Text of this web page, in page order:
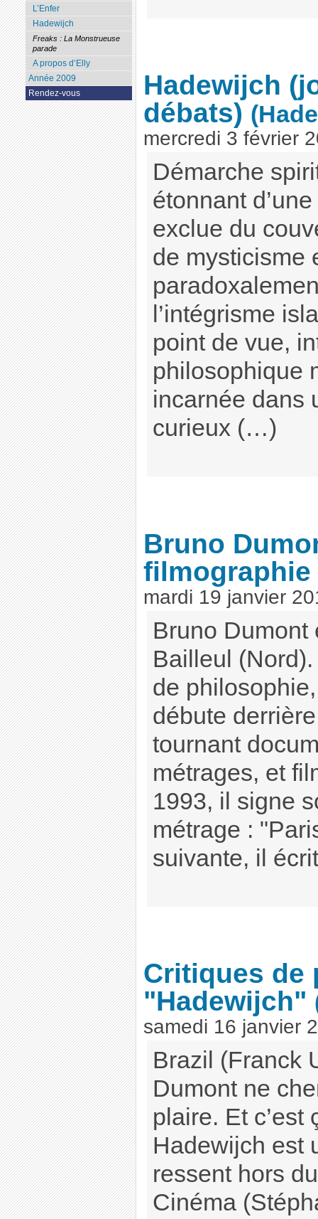
Hadewijch
débats)
mercredi 3 février
Démarche
étonnant
exclue du
de mysticisme
l’intégrisme
point de vue,
philosophique
incarnée dans
curieux (…)
Bruno
filmographie
mardi 19 janvier
Bruno Dumont
Bailleul
de
débute
tournant
métrages, et
1993, il signe
métrage :
suivante, il
Critiques de
"Hadewijch"
samedi 16 janvier
Brazil (Franck
Dumont ne
plaire. Et c’est
Hadewijch est
ressent hors
Cinéma
L’Enfer
Hadewijch
Freaks : La Monstrueuse
parade
A propos d’Elly
Année 2009
Rendez-vous